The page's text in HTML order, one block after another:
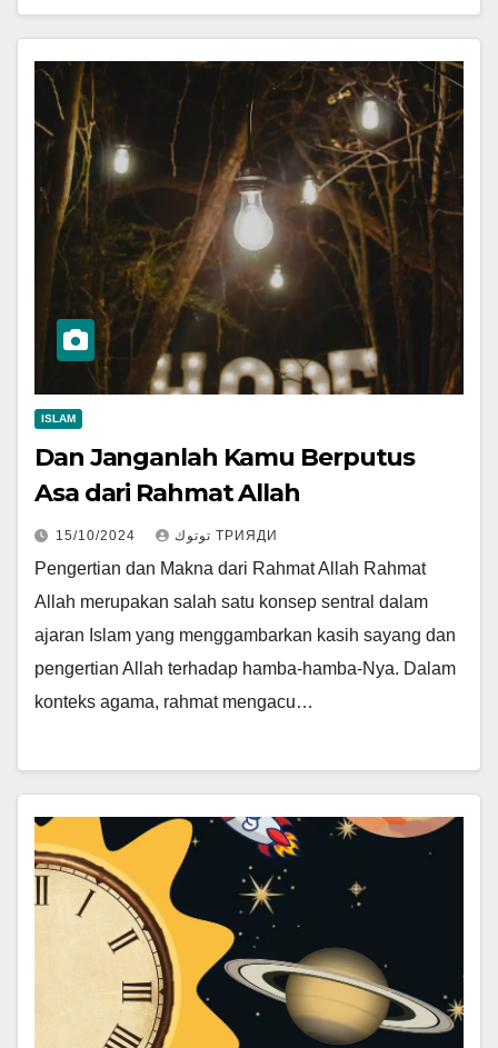
ISLAM
Dan Janganlah Kamu Berputus
Asa dari Rahmat Allah
15/10/2024 توتوك ТРИЯДИ
Pengertian dan Makna dari Rahmat Allah Rahmat
Allah merupakan salah satu konsep sentral dalam
ajaran Islam yang menggambarkan kasih sayang dan
pengertian Allah terhadap hamba-hamba-Nya. Dalam
konteks agama, rahmat mengacu…